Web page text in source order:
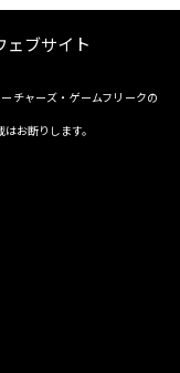
ェブサイト
チャーズ・ゲームフリークの
お断りします。